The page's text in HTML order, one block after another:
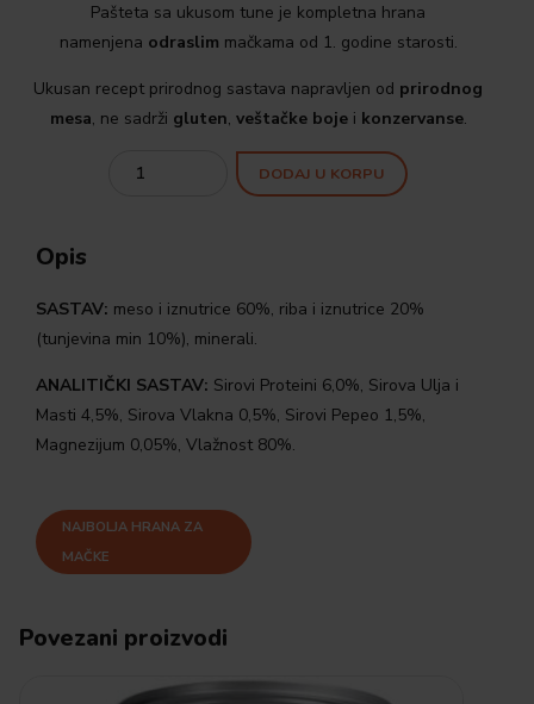
Pašteta sa ukusom tune je kompletna hrana
namenjena odraslim mačkama od 1. godine starosti.
Ukusan recept prirodnog sastava napravljen od prirodnog
mesa, ne sadrži gluten, veštačke bojei konzervanse.
Quantity
DODAJ U KORPU
Opis
SASTAV: meso i iznutrice 60%, riba i iznutrice 20%
(tunjevina min 10%), minerali.
ANALITIČKI SASTAV: Sirovi Proteini 6,0%, Sirova Ulja i
Masti 4,5%, Sirova Vlakna 0,5%, Sirovi Pepeo 1,5%,
Magnezijum 0,05%, Vlažnost 80%.
NAJBOLJA HRANA ZA
MAČKE
Povezani proizvodi